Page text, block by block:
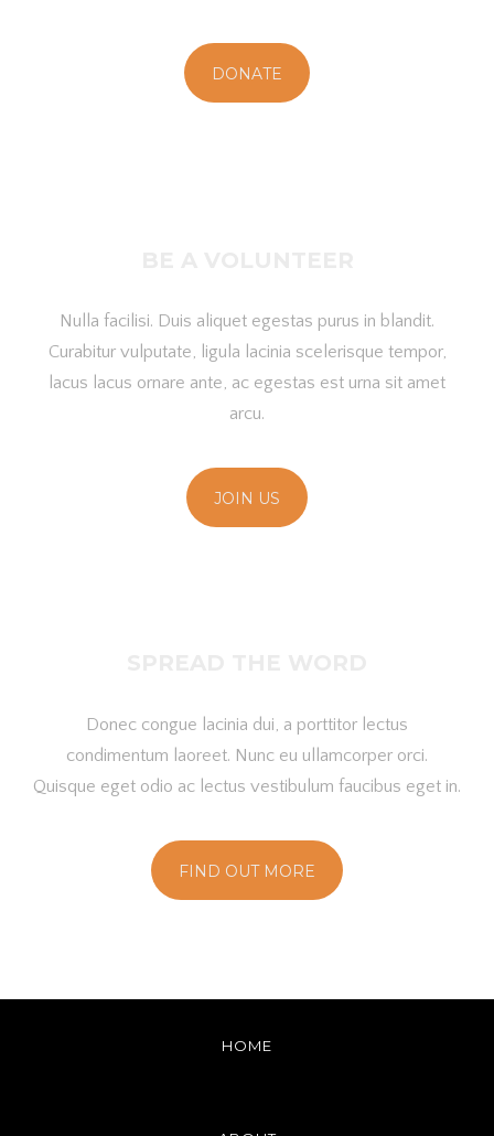
DONATE
Nulla facilisi. Duis aliquet egestas purus in blandit.
Curabitur vulputate, ligula lacinia scelerisque tempor,
lacus lacus ornare ante, ac egestas est urna sit amet
arcu.
JOIN US
Donec congue lacinia dui, a porttitor lectus
condimentum laoreet. Nunc eu ullamcorper orci.
Quisque eget odio ac lectus vestibulum faucibus eget in.
FIND OUT MORE
HOME